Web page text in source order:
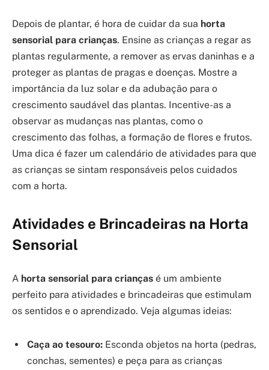
Depois de plantar, é hora de cuidar da sua horta
sensorial para crianças. Ensine as crianças a regar as
plantas regularmente, a remover as ervas daninhas e a
proteger as plantas de pragas e doenças. Mostre a
importância da luz solar e da adubação para o
crescimento saudável das plantas. Incentive-as a
observar as mudanças nas plantas, como o
crescimento das folhas, a formação de flores e frutos.
Uma dica é fazer um calendário de atividades para que
as crianças se sintam responsáveis pelos cuidados
com a horta.
Atividades e Brincadeiras na Horta
Sensorial
A horta sensorial para crianças é um ambiente
perfeito para atividades e brincadeiras que estimulam
os sentidos e o aprendizado. Veja algumas ideias:
Caça ao tesouro: Esconda objetos na horta (pedras,
conchas, sementes) e peça para as crianças